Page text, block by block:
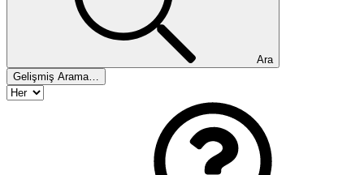
Ara
Gelişmiş Arama…